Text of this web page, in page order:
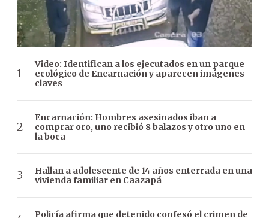
Video: Identifican a los ejecutados en un parque
ecológico de Encarnación y aparecen imágenes
claves
Encarnación: Hombres asesinados iban a
comprar oro, uno recibió 8 balazos y otro uno en
la boca
Hallan a adolescente de 14 años enterrada en una
vivienda familiar en Caazapá
Policía afirma que detenido confesó el crimen de